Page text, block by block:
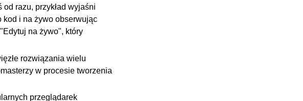
razu, przykład wyjaśni
kod i na żywo obserwując
na żywo", który
rozwiązania wielu
w procesie tworzenia
przeglądarek